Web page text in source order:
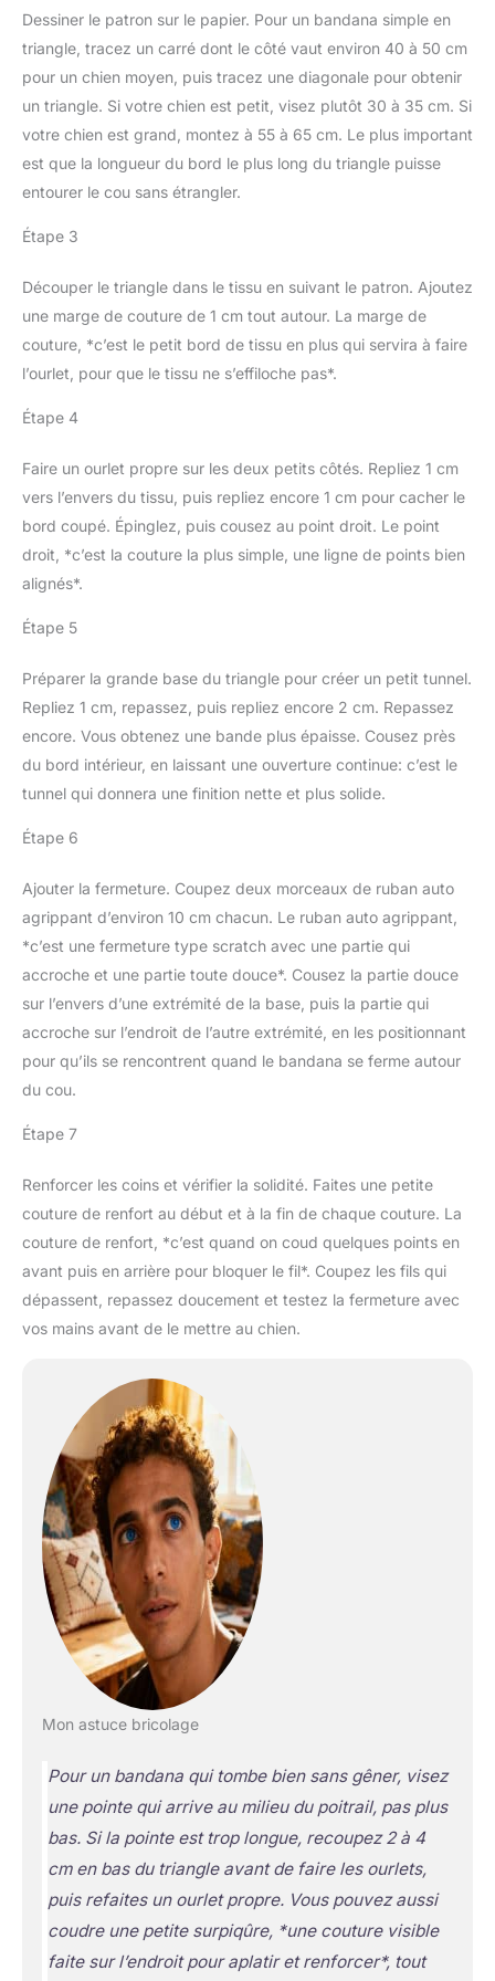
pantalons, les poignets,
les gants et plus encore
ergonomique, d'un
grand réservoir de 300ml
pour un usage simple au
quotidien.
ANTI-GOUTTE: gardez
vos tissus et vêtements
sans tâche avec la
protection anti-goutte
RÉPARABILITÉ 15ANS AU
JUSTE PRIX:
réparabilité 15ans au
monde, pour contribuer
à la protection de
l’environnement et à la
réduction des déchets
Dessiner le patron sur le papier. Pour un bandana simple en
triangle, tracez un carré dont le côté vaut environ 40 à 50 cm
pour un chien moyen, puis tracez une diagonale pour obtenir
un triangle. Si votre chien est petit, visez plutôt 30 à 35 cm. Si
votre chien est grand, montez à 55 à 65 cm. Le plus important
est que la longueur du bord le plus long du triangle puisse
entourer le cou sans étrangler.
Étape 3
Découper le triangle dans le tissu en suivant le patron. Ajoutez
une marge de couture de 1 cm tout autour. La marge de
couture, *c’est le petit bord de tissu en plus qui servira à faire
l’ourlet, pour que le tissu ne s’effiloche pas*.
Étape 4
Faire un ourlet propre sur les deux petits côtés. Repliez 1 cm
vers l’envers du tissu, puis repliez encore 1 cm pour cacher le
bord coupé. Épinglez, puis cousez au point droit. Le point
droit, *c’est la couture la plus simple, une ligne de points bien
alignés*.
Étape 5
Préparer la grande base du triangle pour créer un petit tunnel.
Repliez 1 cm, repassez, puis repliez encore 2 cm. Repassez
encore. Vous obtenez une bande plus épaisse. Cousez près
du bord intérieur, en laissant une ouverture continue: c’est le
tunnel qui donnera une finition nette et plus solide.
Étape 6
Ajouter la fermeture. Coupez deux morceaux de ruban auto
agrippant d’environ 10 cm chacun. Le ruban auto agrippant,
*c’est une fermeture type scratch avec une partie qui
accroche et une partie toute douce*. Cousez la partie douce
sur l’envers d’une extrémité de la base, puis la partie qui
accroche sur l’endroit de l’autre extrémité, en les positionnant
pour qu’ils se rencontrent quand le bandana se ferme autour
du cou.
Étape 7
Renforcer les coins et vérifier la solidité. Faites une petite
couture de renfort au début et à la fin de chaque couture. La
couture de renfort, *c’est quand on coud quelques points en
avant puis en arrière pour bloquer le fil*. Coupez les fils qui
dépassent, repassez doucement et testez la fermeture avec
vos mains avant de le mettre au chien.
Mon astuce bricolage
Pour un bandana qui tombe bien sans gêner, visez
une pointe qui arrive au milieu du poitrail, pas plus
bas. Si la pointe est trop longue, recoupez 2 à 4
cm en bas du triangle avant de faire les ourlets,
puis refaites un ourlet propre. Vous pouvez aussi
coudre une petite surpiqûre, *une couture visible
faite sur l’endroit pour aplatir et renforcer*, tout